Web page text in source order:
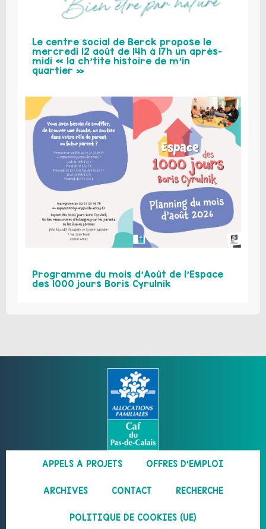
Le centre social de Berck propose le
mercredi 12 août de 14h à 17h un après-
midi « la ch’tite histoire de m’in
quartier »
Programme du mois d’Août de l’Espace
des 1000 jours Boris Cyrulnik
APPELS À PROJETS OFFRES D’EMPLOI
ARCHIVES CONTACT RECHERCHE
POLITIQUE DE COOKIES (UE)